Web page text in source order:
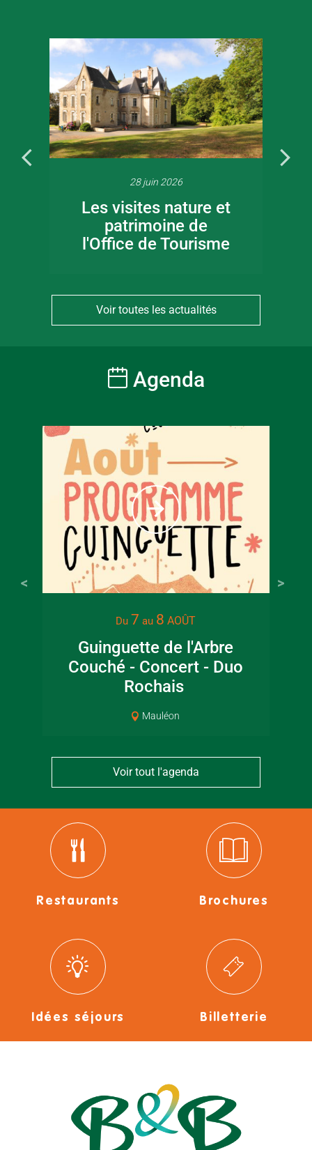
28 juin 2026
Les visites nature et
patrimoine de
l'Office de Tourisme
Voir toutes les actualités
Agenda
Du 7 au 8 AOÛT
Guinguette de l'Arbre
Couché - Concert - Duo
Rochais
Mauléon
Voir tout l'agenda
Restaurants Brochures
Idées séjours Billetterie